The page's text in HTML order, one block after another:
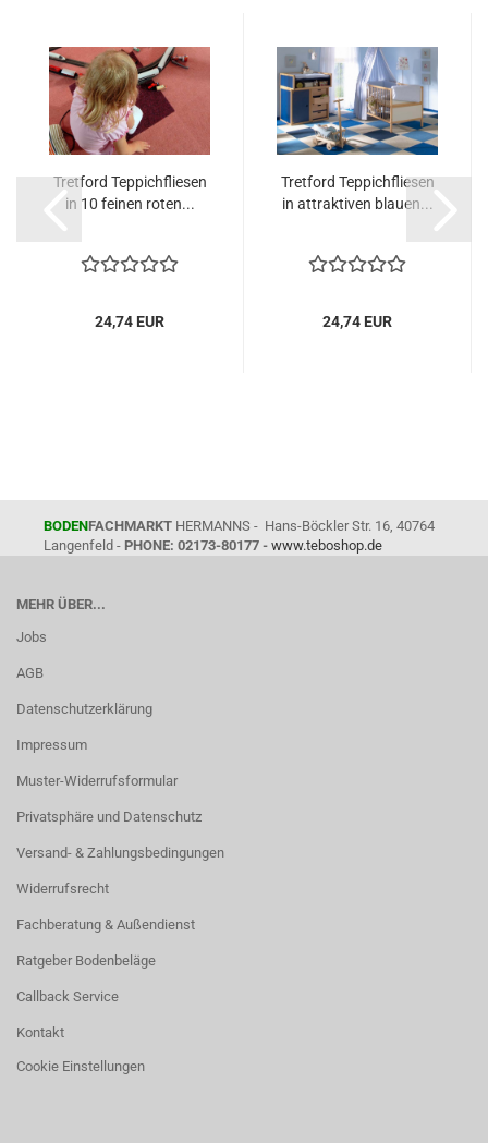
Tretford Teppichfliesen
in 10 feinen roten...
24,74 EUR
Tretford Teppichfliesen
in attraktiven blauen...
24,74 EUR
BODENFACHMARKT HERMANNS - Hans-Böckler Str. 16, 40764
Langenfeld - PHONE: 02173-80177 - www.teboshop.de
MEHR ÜBER...
Jobs
AGB
Datenschutzerklärung
Impressum
Muster-Widerrufsformular
Privatsphäre und Datenschutz
Versand- & Zahlungsbedingungen
Widerrufsrecht
Fachberatung & Außendienst
Ratgeber Bodenbeläge
Callback Service
Kontakt
Cookie Einstellungen